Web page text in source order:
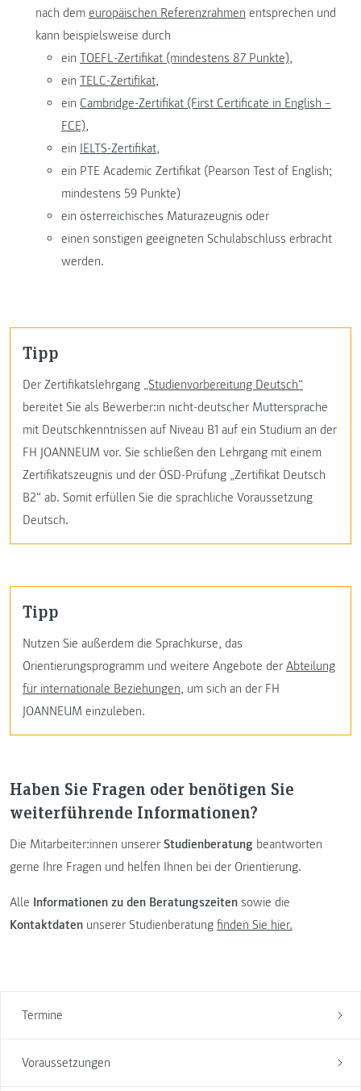
Termine
Voraussetzungen
nach dem europäischen Referenzrahmen entsprechen und
kann beispielsweise durch
ein TOEFL-Zertifikat (mindestens 87 Punkte),
ein TELC-Zertifikat,
ein Cambridge-Zertifikat (First Certificate in English –
FCE),
ein IELTS-Zertifikat,
ein PTE Academic Zertifikat (Pearson Test of English;
mindestens 59 Punkte)
ein österreichisches Maturazeugnis oder
einen sonstigen geeigneten Schulabschluss erbracht
werden.
Tipp
Der Zertifikatslehrgang „Studienvorbereitung Deutsch“
bereitet Sie als Bewerber:in nicht-deutscher Muttersprache
mit Deutschkenntnissen auf Niveau B1 auf ein Studium an der
FH JOANNEUM vor. Sie schließen den Lehrgang mit einem
Zertifikatszeugnis und der ÖSD-Prüfung „Zertifikat Deutsch
B2“ ab. Somit erfüllen Sie die sprachliche Voraussetzung
Deutsch.
Tipp
Nutzen Sie außerdem die Sprachkurse, das
Orientierungsprogramm und weitere Angebote der Abteilung
für internationale Beziehungen, um sich an der FH
JOANNEUM einzuleben.
Haben Sie Fragen oder benötigen Sie
weiterführende Informationen?
Die Mitarbeiter:innen unserer Studienberatung beantworten
gerne Ihre Fragen und helfen Ihnen bei der Orientierung.
Alle Informationen zu den Beratungszeiten sowie die
Kontaktdaten unserer Studienberatung finden Sie hier.